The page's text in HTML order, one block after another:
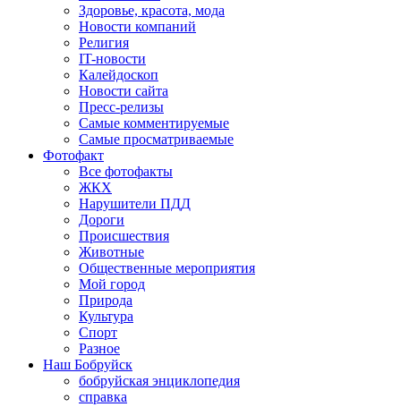
Здоровье, красота, мода
Новости компаний
Религия
IT-новости
Калейдоскоп
Новости сайта
Пресс-релизы
Самые комментируемые
Самые просматриваемые
Фотофакт
Все фотофакты
ЖКХ
Нарушители ПДД
Дороги
Происшествия
Животные
Общественные мероприятия
Мой город
Природа
Культура
Спорт
Разное
Наш Бобруйск
бобруйская энциклопедия
справка